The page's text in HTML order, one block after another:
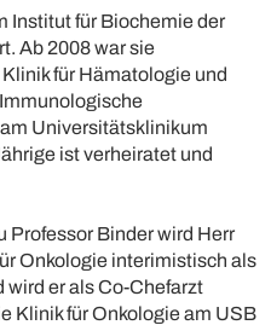
Institut für Biochemie der
Ab 2008 war sie
für Hämatologie und
Universitätsklinikum
ist verheiratet und
Professor Binder wird Herr
Onkologie interimistisch als
er als Co-Chefarzt
Klinik für Onkologie am USB